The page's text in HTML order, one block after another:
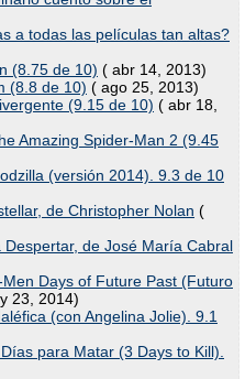
a todas las películas tan altas?
(8.75 de 10) ( abr 14, 2013)
(8.8 de 10) ( ago 25, 2013)
(9.15 de 10) ( abr 18,
Amazing Spider-Man 2 (9.45
(versión 2014). 9.3 de 10
de Christopher Nolan (
de José María Cabral
Days of Future Past (Futuro
23, 2014)
(con Angelina Jolie). 9.1
para Matar (3 Days to Kill).